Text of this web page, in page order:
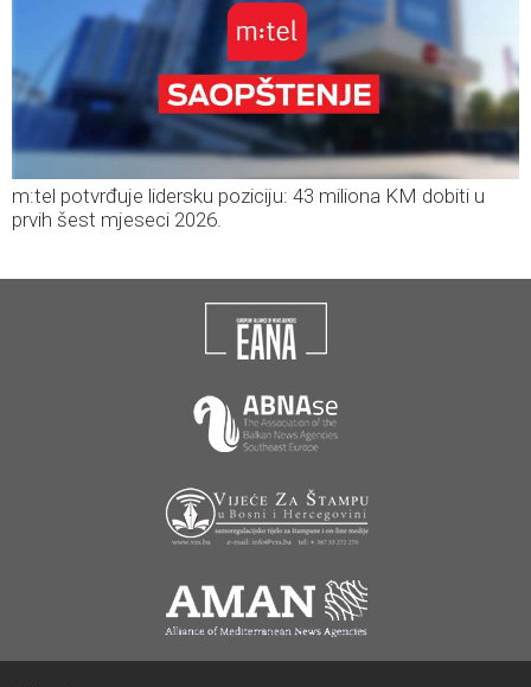
m:tel potvrđuje lidersku poziciju: 43 miliona KM dobiti u
prvih šest mjeseci 2026.